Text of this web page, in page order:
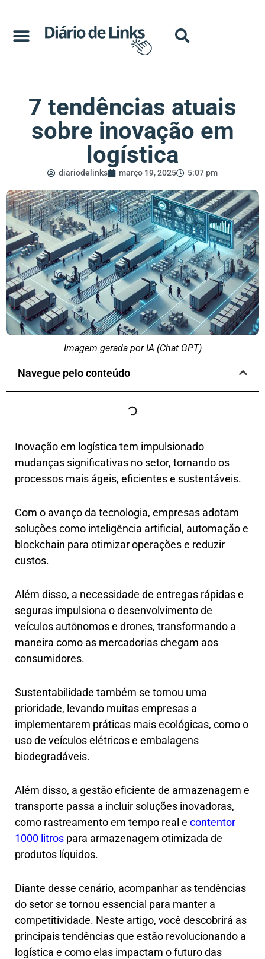
7 tendências atuais
sobre inovação em
logística
diariodelinks março 19, 2025 5:07 pm
Imagem gerada por IA (Chat GPT)
Navegue pelo conteúdo
Inovação em logística tem impulsionado
mudanças significativas no setor, tornando os
processos mais ágeis, eficientes e sustentáveis.
Com o avanço da tecnologia, empresas adotam
soluções como inteligência artificial, automação e
blockchain para otimizar operações e reduzir
custos.
Além disso, a necessidade de entregas rápidas e
seguras impulsiona o desenvolvimento de
veículos autônomos e drones, transformando a
maneira como as mercadorias chegam aos
consumidores.
Sustentabilidade também se tornou uma
prioridade, levando muitas empresas a
implementarem práticas mais ecológicas, como o
uso de veículos elétricos e embalagens
biodegradáveis.
Além disso, a gestão eficiente de armazenagem e
transporte passa a incluir soluções inovadoras,
como rastreamento em tempo real e contentor
1000 litros para armazenagem otimizada de
produtos líquidos.
Diante desse cenário, acompanhar as tendências
do setor se tornou essencial para manter a
competitividade. Neste artigo, você descobrirá as
principais tendências que estão revolucionando a
logística e como elas impactam o futuro das